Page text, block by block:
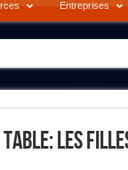
Entreprises
Table: Les